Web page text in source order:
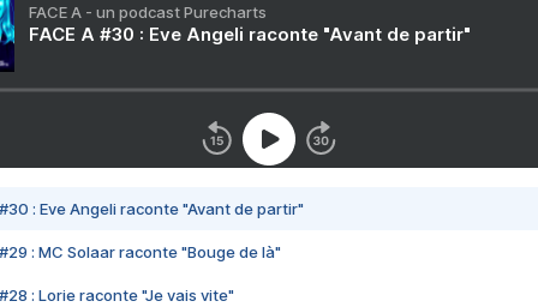
FACE A - un podcast Purecharts
FACE A #30 : Eve Angeli raconte "Avant de partir"
#30 : Eve Angeli raconte "Avant de partir"
#29 : MC Solaar raconte "Bouge de là"
#28 : Lorie raconte "Je vais vite"